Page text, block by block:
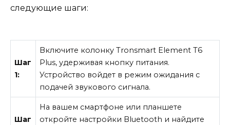
следующие шаги:
Шаг
1:
Включите колонку Tronsmart Element T6
Plus, удерживая кнопку питания.
Устройство войдет в режим ожидания с
подачей звукового сигнала.
Шаг
На вашем смартфоне или планшете
откройте настройки Bluetooth и найдите